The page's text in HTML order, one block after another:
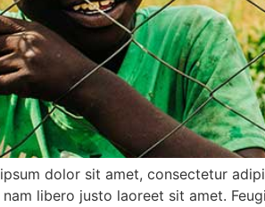
dolor sit amet, consectetur
libero justo laoreet sit amet.